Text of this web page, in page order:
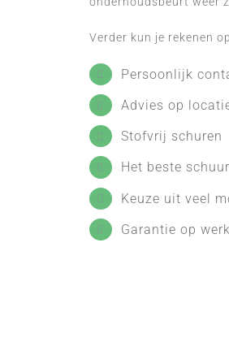
Verder kun je rekenen
Persoonlijk
Advies op
Stofvrij schuren
Het beste
Keuze uit veel
Garantie op